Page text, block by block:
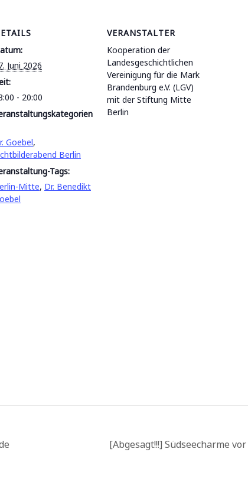
Juni 2026
- 20:00
Goebel,
Berlin
Tags:
Mitte, Dr. Benedikt
VERANSTALTER
Kooperation der
Landesgeschichtlichen
Vereinigung für die Mark
Brandenburg e.V. (LGV)
mit der Stiftung Mitte
Berlin
[Abgesagt!!!] Südseecharme